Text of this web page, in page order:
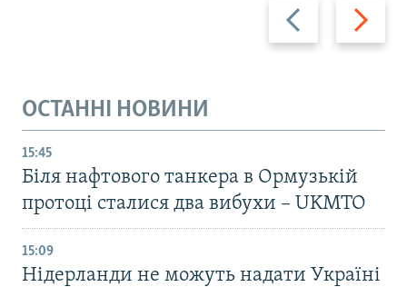
Назад Вперед
ОСТАННІ НОВИНИ
15:45
Біля нафтового танкера в Ормузькій
протоці сталися два вибухи – UKMTO
15:09
Нідерланди не можуть надати Україні